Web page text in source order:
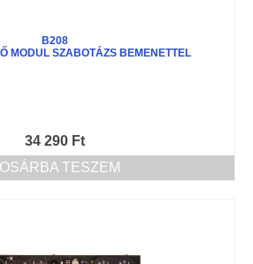
B208
MODUL SZABOTÁZS BEMENETTEL
34 290 Ft
TESZEM